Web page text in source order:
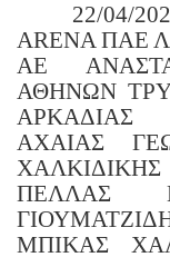
22/04/
ARENA ΠΑΕ
ΑΕ
ΑΘΗΝΩΝ
ΑΡΚΑΔΙΑΣ
ΑΧΑΙΑΣ
ΧΑΛΚΙΔΙΚΗΣ
ΠΕΛΛΑΣ
ΜΠΙΚΑΣ